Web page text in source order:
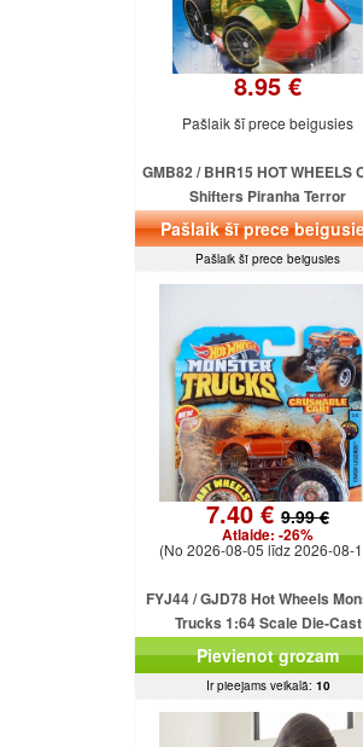
8.95 €
Pašlaik šī prece beigusies
GMB82 / BHR15 HOT WHEELS
Shifters Piranha Terror
Pašlaik šī prece
Pašlaik šī prece beigusies
7.40 €9.99 €
Atlaide: -26%
(No 2026-08-05 līdz 2026-08-
FYJ44 / GJD78 Hot Wheels
Trucks 1:64 Scale Die-Cast
Assortment with Giant
Pievienot grozam
Ir pieejams veikalā: 10